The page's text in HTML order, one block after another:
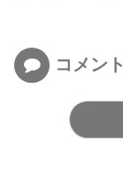
コメント